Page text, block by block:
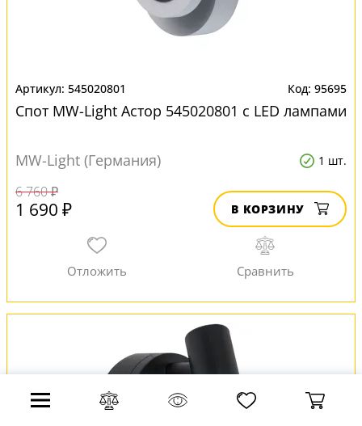
545020801 95695
Спот MW-Light Астор 545020801 с LED лампами
MW-Light (Германия) 1 шт.
6 760 ₽
1 690 ₽ В КОРЗИНУ